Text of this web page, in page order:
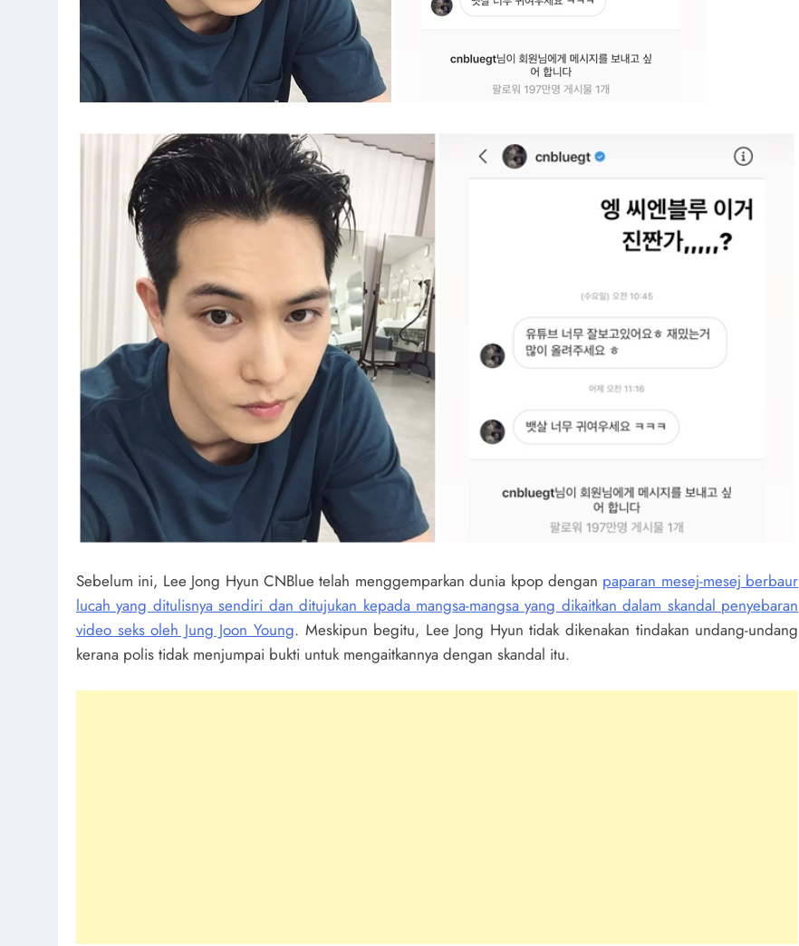
Sebelum ini, Lee Jong Hyun CNBlue telah menggemparkan dunia kpop dengan paparan mesej-mesej berbaur
lucah yang ditulisnya sendiri dan ditujukan kepada mangsa-mangsa yang dikaitkan dalam skandal penyebaran
video seks oleh Jung Joon Young. Meskipun begitu, Lee Jong Hyun tidak dikenakan tindakan undang-undang
kerana polis tidak menjumpai bukti untuk mengaitkannya dengan skandal itu.